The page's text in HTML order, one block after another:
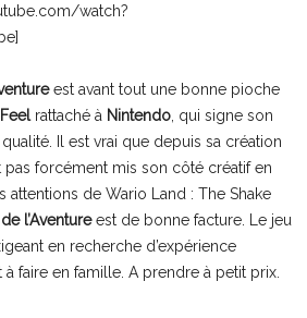
watch?
est avant tout une bonne pioche
Feelrattaché à Nintendo , qui signe son
Il est vrai que depuis sa création
pas forcément mis son côté créatif en
attentions de Wario Land : The Shake
l’Aventureest de bonne facture. Le jeu
en recherche d’expérience
faire en famille. A prendre à petit prix.